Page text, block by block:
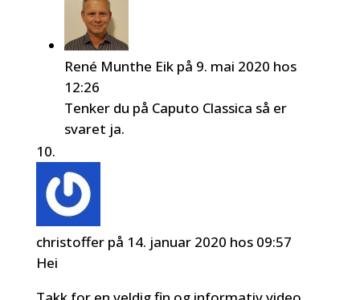
René Munthe Eik på 9. mai 2020 hos
12:26
Tenker du på Caputo Classica så er
svaret ja.
christoffer på 14. januar 2020 hos 09:57
Hei